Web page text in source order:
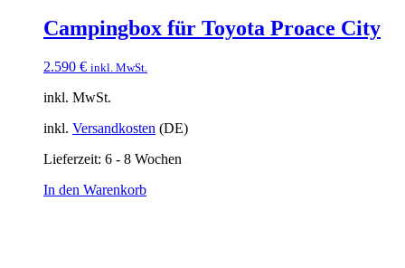
Campingbox für Toyota Proace City
2.590 € inkl. MwSt.
inkl. MwSt.
inkl. Versandkosten (DE)
Lieferzeit: 6 - 8 Wochen
In den Warenkorb